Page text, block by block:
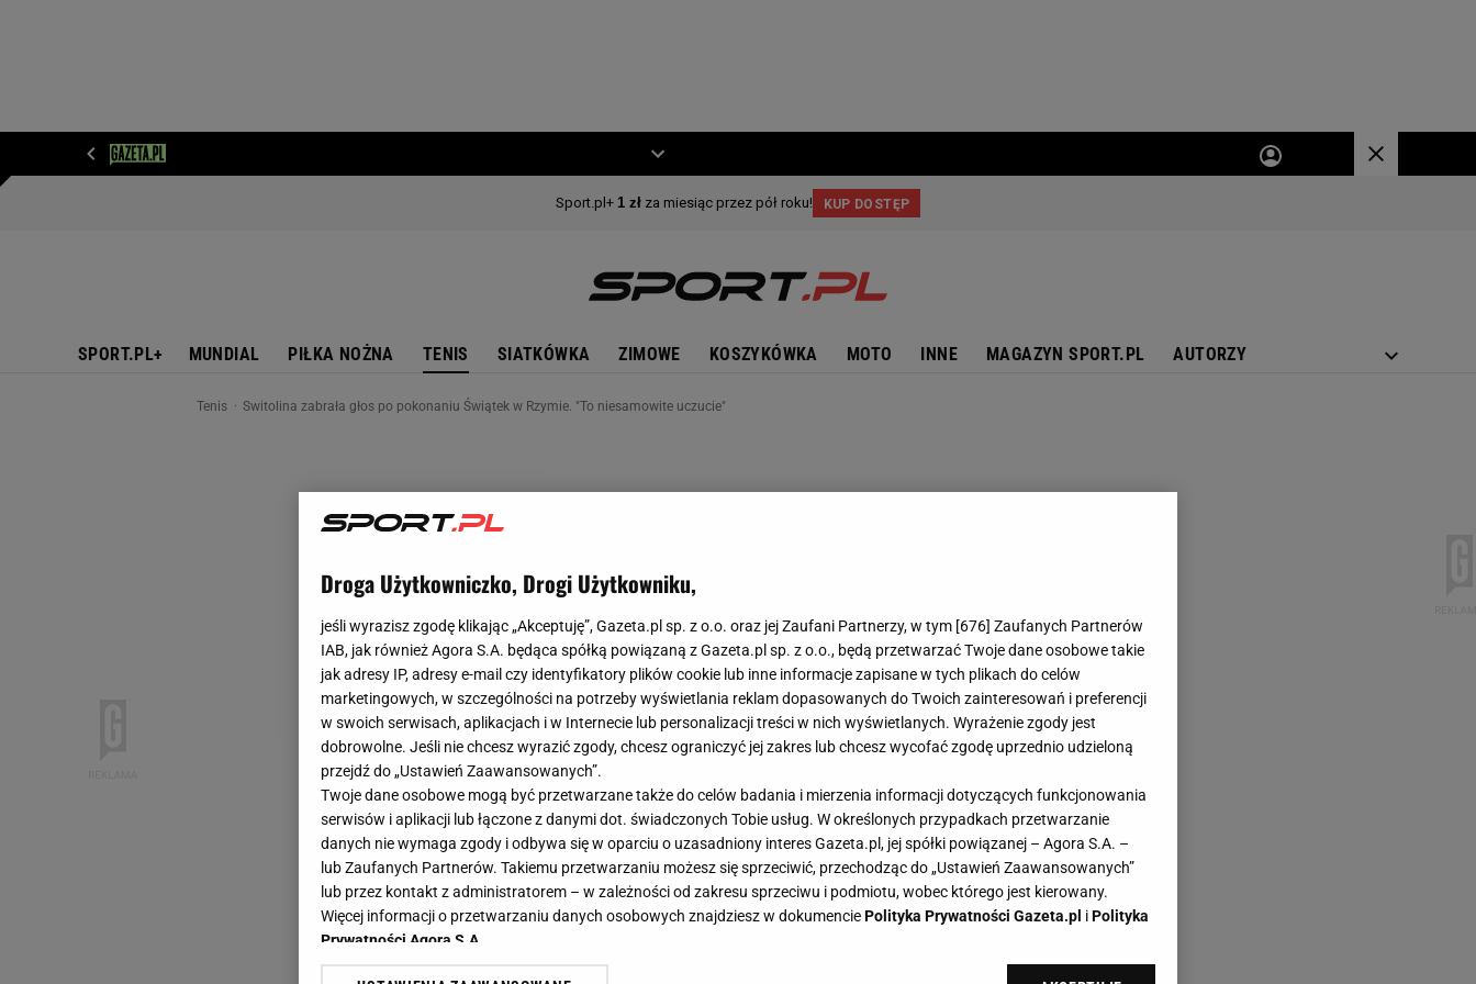
SPORT.PL+ MUNDIAL PIŁKA NOŻNA TENIS SIATKÓWKA ZIMOWE KOSZYKÓWKA MOTO INNE MAGAZYN SPORT.PL AUTORZY
Tenis Switolina zabrała głos po pokonaniu Świątek w Rzymie. "To niesamowite uczucie"
Droga Użytkowniczko, Drogi Użytkowniku,
jeśli wyrazisz zgodę klikając „Akceptuję”, Gazeta.pl sp. z o.o. oraz jej Zaufani Partnerzy, w tym [676] Zaufanych Partnerów
IAB, jak również Agora S.A. będąca spółką powiązaną z Gazeta.pl sp. z o.o., będą przetwarzać Twoje dane osobowe takie
jak adresy IP, adresy e-mail czy identyfikatory plików cookie lub inne informacje zapisane w tych plikach do celów
marketingowych, w szczególności na potrzeby wyświetlania reklam dopasowanych do Twoich zainteresowań i preferencji
w swoich serwisach, aplikacjach i w Internecie lub personalizacji treści w nich wyświetlanych. Wyrażenie zgody jest
dobrowolne. Jeśli nie chcesz wyrazić zgody, chcesz ograniczyć jej zakres lub chcesz wycofać zgodę uprzednio udzieloną
przejdź do „Ustawień Zaawansowanych”.
Twoje dane osobowe mogą być przetwarzane także do celów badania i mierzenia informacji dotyczących funkcjonowania
serwisów i aplikacji lub łączone z danymi dot. świadczonych Tobie usług. W określonych przypadkach przetwarzanie
danych nie wymaga zgody i odbywa się w oparciu o uzasadniony interes Gazeta.pl, jej spółki powiązanej – Agora S.A. –
lub Zaufanych Partnerów. Takiemu przetwarzaniu możesz się sprzeciwić, przechodząc do „Ustawień Zaawansowanych”
lub przez kontakt z administratorem – w zależności od zakresu sprzeciwu i podmiotu, wobec którego jest kierowany.
Więcej informacji o przetwarzaniu danych osobowych znajdziesz w dokumenciePolityka Prywatności Gazeta.pl iPolityka
Prywatności Agora S.A.